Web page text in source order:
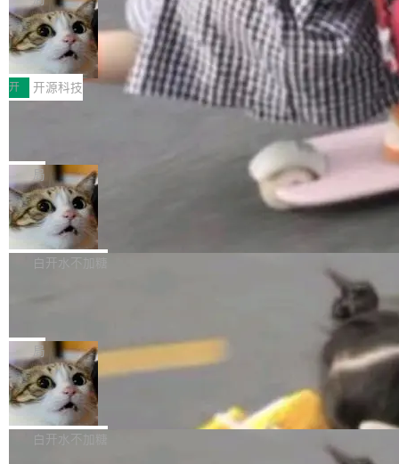
哪些组合有效，作者说，你得靠"文档、校验、或
者部落知识"。 换个写法。Rust 的 enum，两个
变体：Switchable...
有科技公司做的一样。只不过，实际上它不一
样。这是 Sandstorm.io 的重制版，我十年前的
那个创业公司。不同的是，这次它构建在 Cloudf
lare Workers 上——我花了九年时间搭建的平台
——并且深度集成了 AI。这基本上是我十年秘密
Workers 和 Durable Objects 的守护进程。 设
计思路很直接：每个对象是一个独立的 SQLite
数据库，按名称寻址，复制到你自己的 S3 兼容
存储库里。节点之间只通过这个存储库协调——
没有控制平面，没有共识协议。每个对象自带一
个小型数据库，应用天然按分片构建，单个数据
库的竞争和爆炸半径问题在设计层面就被消除
了。 闲置的 cell 会休眠到几乎不占资源。当 cel
l 迁移或唤醒时，新宿主从 S3 恢复 SQLite 数据
库继续执行。存储库是持久化的唯一真相...
鲁大师7月新机性能/流畅/AI榜：vivo夺
性能、流畅双第一，三星Galaxy Z系列
新折叠缺席
2026年7月的手机市场，由于存储等硬件成本暴
增，手机厂商的日子也不好过啊，新机速度明显
放缓，因此硝烟味淡了许多。新机参数规格除开
高价的三星折叠（三星Galaxy Z Fold8 Ultra / Z
Fold8 / Z Flip8）外，其余要么是中低端机器，
例如iQOO Z11i、REDMI Note 17、REDMI No
te 17 Pro、OPPO K15，要么是vivo X300 E这
样的次旗舰。 Galaxy Z Fold8 Ultra / Z Fold8 /
Z Flip8三款折叠屏新机均在7月22日发布，且全
部搭载骁龙8 Elite Gen5 for Galaxy，它们本该
开 开源科技
Zed 编辑器团队发布了新项目——DeltaDB，一
个在 git commit 之间记录每一次编辑操作的版
本控制系统。目前处于 Early Access 阶段。 De
ltaDB 的核心思路直接写在 landing page 最显
眼的位置：「Software is made between com
mits」——软件是在 commit 之间写出来的。git
是把这段空隙补上。 回退到任何一次编辑：Delt
aDB 捕获 commit 之间的每一次操作，...
局
SpaceXAI 单季资本开支达 183 亿美元
根据风险投资人Tomer Tunguz 博客（VC 分
析）披露的最新分析与第二季度业绩报告，Spac
微软同期总资本开支的四成。 与亚马逊、Alpha
bet、微软以及 Meta 等传统科技巨头相比，Spa
ceXAI的资金消耗速度尤为引人瞩目。然而，支
撑庞大支出的资金来源却呈现出截然不同的面
貌。数据显示，微软和 Meta 主要依托充沛的经
白开水不加糖
一个在终端里运行的编程 agent；Muse Spark
1.2，驱动这个 agent 的新模型。一句话概括：
你可以用 curl -fsSL https://dev.meta.ai/install.
sh | bash 安装一个能在大项目里自动规划、写
代码、验证结果的 AI 终端工具。 据介绍，Muse
局
美团开源 LoHoSearch，用知识图谱校
准 AI 能力认知
机器出题的前提，是让机器拥有全局视野。整个
构建流程可以分为四个环节：建图 → 控制难度
白开水不加糖